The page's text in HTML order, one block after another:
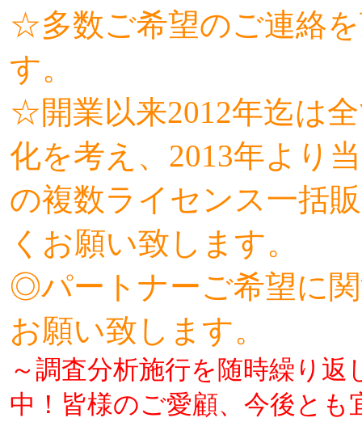
☆多数ご希望のご連絡
す。
☆開業以来2012年迄は
化を考え、2013年より
の複数ライセンス一括
くお願い致します。
◎パートナーご希望に
お願い致します。
～調査分析施行を随時繰り
中！皆様のご愛顧、今後と